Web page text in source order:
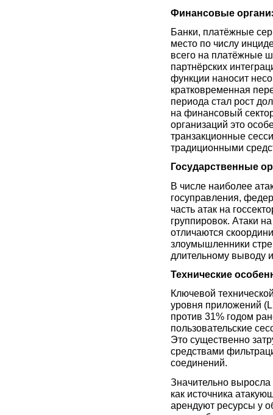
Финансовые
Банки, платёжные
место по числу
всего на платёжные
партнёрских
функции наносит
кратковременная
периода стал рост
на финансовый
организаций это
транзакционные
традиционными
Государственные
В числе наиболее
госуправления,
часть атак на
группировок. Атаки
отличаются
злоумышленники
длительному выводу
Технические
Ключевой
уровня приложений
против 31% годом
пользовательские
Это существенно
средствами
соединений.
Значительно
как источника
арендуют ресурсы у